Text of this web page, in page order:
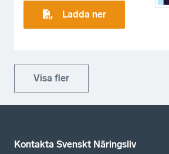
Ladda ner
Visa fler
Kontakta Svenskt Näringsliv